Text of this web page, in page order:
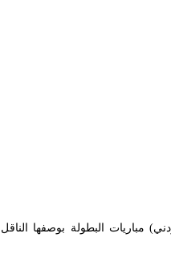
مباريات البطولة بوصفها الناقل